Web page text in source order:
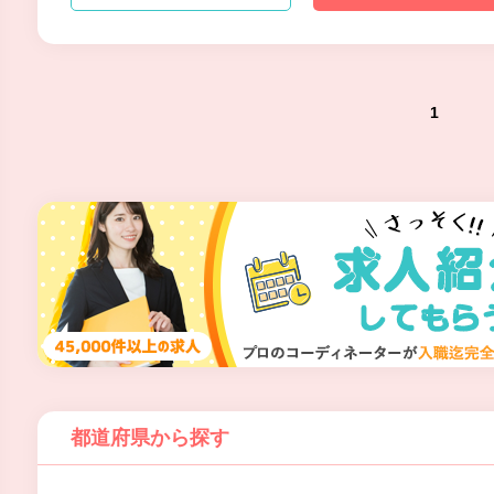
1
都道府県から探す